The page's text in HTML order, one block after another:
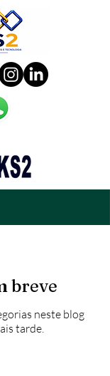
breve
neste blog
tarde.